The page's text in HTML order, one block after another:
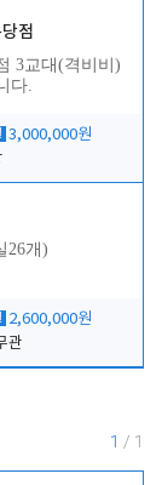
점
3교대(격비비)
다.
3,000,000원
26개)
2,600,000원
관
1 / 1